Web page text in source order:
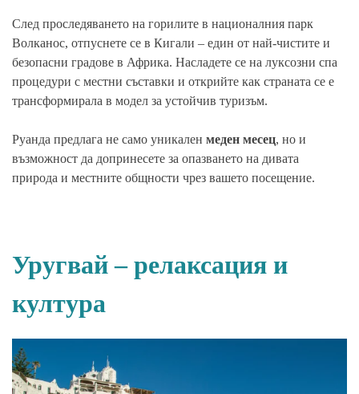
След проследяването на горилите в националния парк
Волканос, отпуснете се в Кигали – един от най-чистите и
безопасни градове в Африка. Насладете се на луксозни спа
процедури с местни съставки и открийте как страната се е
трансформирала в модел за устойчив туризъм.
Руанда предлага не само уникален меден месец, но и
възможност да допринесете за опазването на дивата
природа и местните общности чрез вашето посещение.
Уругвай – релаксация и
култура